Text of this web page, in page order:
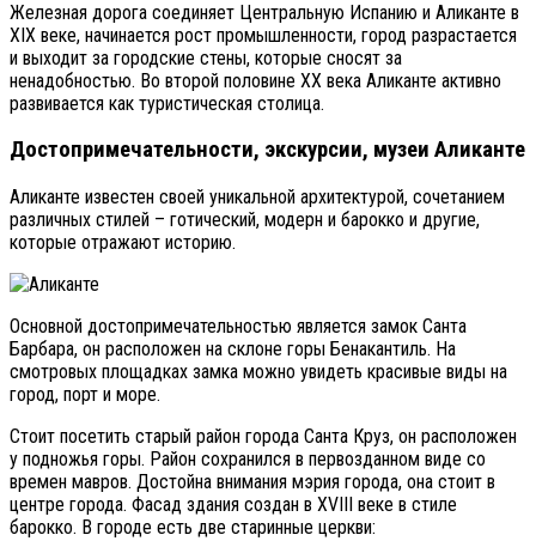
Железная дорога соединяет Центральную Испанию и Аликанте в
XIX веке, начинается рост промышленности, город разрастается
и выходит за городские стены, которые сносят за
ненадобностью. Во второй половине XX века Аликанте активно
развивается как туристическая столица.
Достопримечательности, экскурсии, музеи Аликанте
Аликанте известен своей уникальной архитектурой, сочетанием
различных стилей – готический, модерн и барокко и другие,
которые отражают историю.
Основной достопримечательностью является замок Санта
Барбара, он расположен на склоне горы Бенакантиль. На
смотровых площадках замка можно увидеть красивые виды на
город, порт и море.
Стоит посетить старый район города Санта Круз, он расположен
у подножья горы. Район сохранился в первозданном виде со
времен мавров. Достойна внимания мэрия города, она стоит в
центре города. Фасад здания создан в XVIII веке в стиле
барокко. В городе есть две старинные церкви: